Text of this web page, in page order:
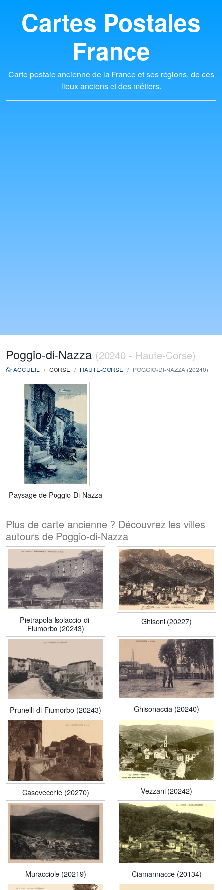
Cartes Postales
France
Carte postale ancienne de la France et ses régions, de ces
lieux anciens et des métiers.
Poggio-di-Nazza (20240 - Haute-Corse)
ACCUEIL CORSE HAUTE-CORSE POGGIO-DI-NAZZA (20240)
Paysage de Poggio-Di-Nazza
Plus de carte ancienne ? Découvrez les villes
autours de Poggio-di-Nazza
Pietrapola Isolaccio-di-
Fiumorbo (20243)
Ghisoni (20227)
Prunelli-di-Fiumorbo (20243) Ghisonaccia (20240)
Casevecchie (20270) Vezzani (20242)
Muracciole (20219) Ciamannacce (20134)